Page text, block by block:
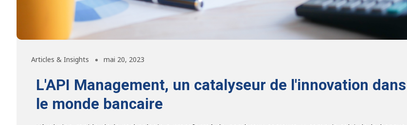
Articles & Insights mai 20, 2023
L'API Management, un catalyseur de l'innovation dans
le monde bancaire